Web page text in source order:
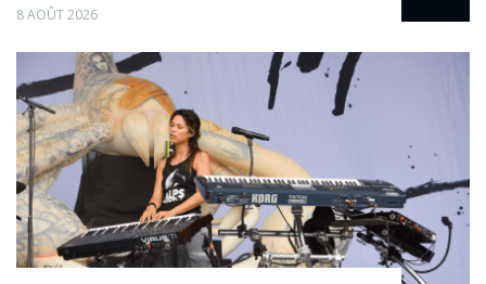
8 AOÛT 2026